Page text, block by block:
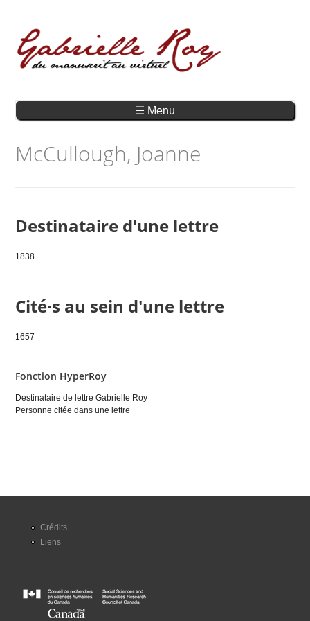
☰ Menu
McCullough, Joanne
Destinataire d'une lettre
1838
Cité·s au sein d'une lettre
1657
Fonction HyperRoy
Destinataire de lettre Gabrielle Roy
Personne citée dans une lettre
Crédits
Liens